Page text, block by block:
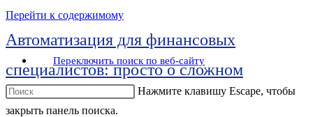
Перейти к содержимому
Автоматизация для финансовых
специалистов: просто о сложном
Переключить поиск по веб-сайту
Нажмите клавишу Escape, чтобы
закрыть панель поиска.